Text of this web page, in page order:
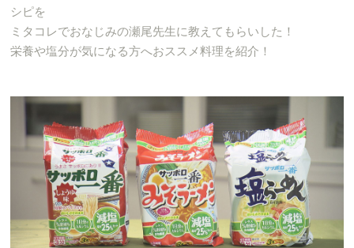
シピを
ミタコレでおなじみの瀬尾先生に教えてもらいした！
栄養や塩分が気になる方へおススメ料理を紹介！